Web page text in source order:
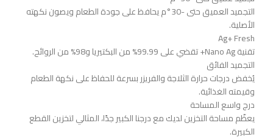
التجميد العميق حتى -30°م يحافظ على جودة الطعام ويصون نكهته
الأصلية.
Ag+ Fresh
تقنية Nano Ag+ تقضي على ‎%‎99.99 من البكتيريا و‎%‎98 من الروائح.
التجميد الفائق
يُخفض درجات حرارة الثلاجة والفريزر بسرعة للحفاظ على نكهة الطعام
وقيمته الغذائية.
درج واسع المساحة
يعظّم مساحة التخزين لديك مع درجنا الكبير جدًا، المثالي لتخزين القطع
الكبيرة.